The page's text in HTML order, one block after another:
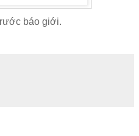
báo giới.